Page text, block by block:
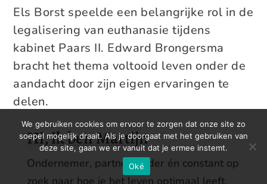
Els Borst speelde een belangrijke rol in de
legalisering van euthanasie tijdens
kabinet Paars II. Edward Brongersma
bracht het thema voltooid leven onder de
aandacht door zijn eigen ervaringen te
delen.
Hi, ik ben Martijn
Ondernemer, partner, vader én constant op
We gebruiken cookies om ervoor te zorgen dat onze site zo
soepel mogelijk draait. Als je doorgaat met het gebruiken van
deze site, gaan we er vanuit dat je ermee instemt.
Oké